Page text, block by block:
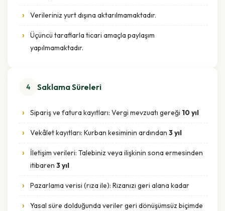
Verileriniz yurt dışına aktarılmamaktadır.
Üçüncü taraflarla ticari amaçla paylaşım
yapılmamaktadır.
4 Saklama Süreleri
Sipariş ve fatura kayıtları: Vergi mevzuatı gereği 10 yıl
Vekâlet kayıtları: Kurban kesiminin ardından 3 yıl
İletişim verileri: Talebiniz veya ilişkinin sona ermesinden
itibaren 3 yıl
Pazarlama verisi (rıza ile): Rızanızı geri alana kadar
Yasal süre dolduğunda veriler geri dönüşümsüz biçimde